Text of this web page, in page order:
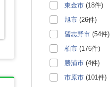
東金市 (18件)
旭市 (26件)
習志野市 (54件)
柏市 (176件)
勝浦市 (4件)
市原市 (101件)